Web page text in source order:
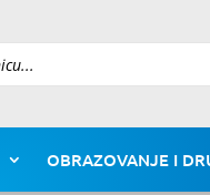
OBRAZOVANJE I